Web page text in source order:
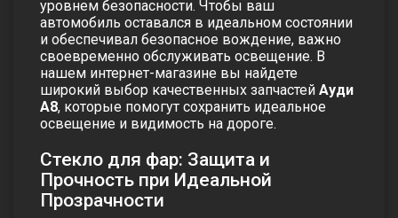
уровнем безопасности. Чтобы ваш
автомобиль оставался в идеальном состоянии
и обеспечивал безопасное вождение, важно
своевременно обслуживать освещение. В
нашем интернет-магазине вы найдете
широкий выбор качественных запчастей Ауди
А8, которые помогут сохранить идеальное
освещение и видимость на дороге.
Стекло для фар: Защита и
Прочность при Идеальной
Прозрачности